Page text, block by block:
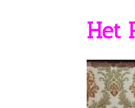
Het